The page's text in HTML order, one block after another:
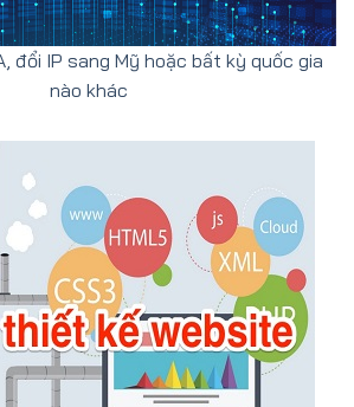
đổi IP sang Mỹ hoặc bất kỳ quốc gia
nào khác